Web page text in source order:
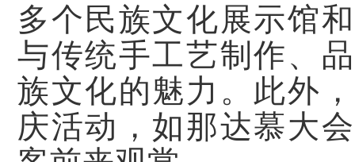
多个民族文化展示馆
与传统手工艺制作、
族文化的魅力。此外
庆活动，如那达慕大